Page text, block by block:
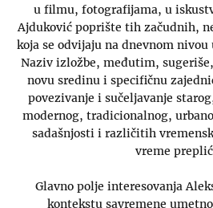
u filmu, fotografijama, u
Ajduković poprište tih začudnih,
koja se odvijaju na dnevnom
Naziv izložbe, međutim,
novu sredinu i specifičnu
povezivanje i sučeljavanje
modernog, tradicionalnog,
sadašnjosti i različitih
vreme
Glavno polje interesovanja
kontekstu savremene